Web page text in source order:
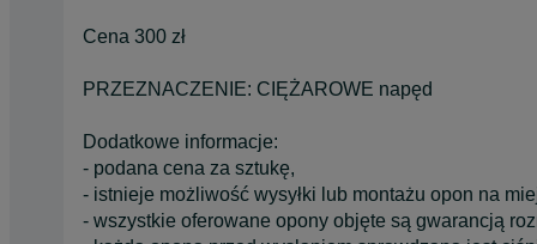
Cena 300 zł
PRZEZNACZENIE: CIĘŻAROWE napęd
Dodatkowe informacje:
- podana cena za sztukę,
- istnieje możliwość wysyłki lub montażu opon na
- wszystkie oferowane opony objęte są gwarancją